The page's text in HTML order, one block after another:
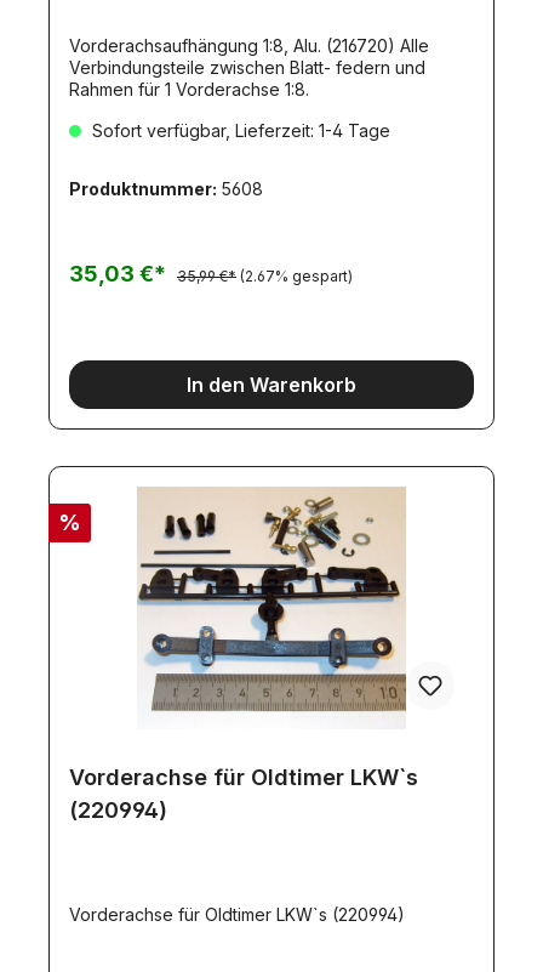
Vorderachsaufhängung 1:8, Alu. (216720) Alle
Verbindungsteile zwischen Blatt- federn und
Rahmen für 1 Vorderachse 1:8.
Sofort verfügbar, Lieferzeit: 1-4 Tage
Produktnummer: 5608
35,03 €* 35,99 €* (2.67% gespart)
In den Warenkorb
%
Vorderachse für Oldtimer LKW`s
(220994)
Vorderachse für Oldtimer LKW`s (220994)